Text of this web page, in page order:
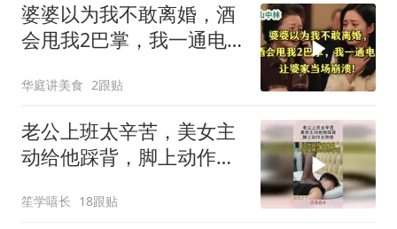
婆婆以为我不敢离婚，酒
会甩我2巴掌，我一通电
华庭讲美食 2跟贴
老公上班太辛苦，美女主
动给他踩背，脚上动作太
笙学嘻长 18跟贴